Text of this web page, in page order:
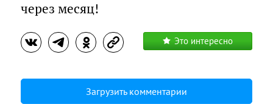
через месяц!
Это интересно
Загрузить комментарии